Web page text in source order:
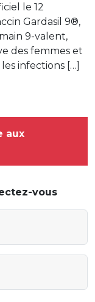
le 12
Gardasil 9®,
9-valent,
des femmes et
infections […]
aux
vous